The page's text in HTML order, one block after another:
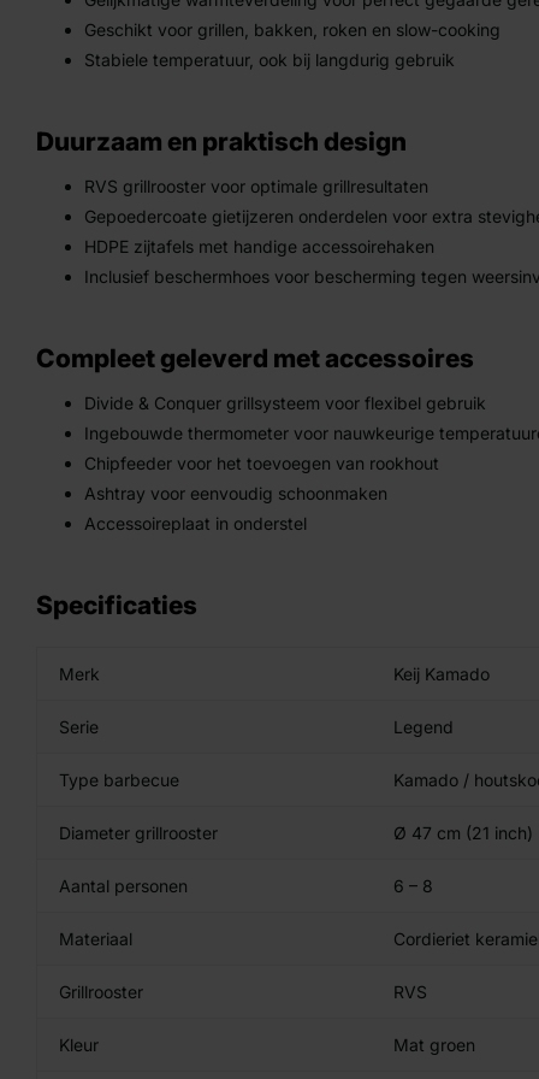
Geschikt voor grillen, bakken, roken en slow-cooking
Stabiele temperatuur, ook bij langdurig gebruik
Duurzaam en praktisch design
RVS grillrooster voor optimale grillresultaten
Gepoedercoate gietijzeren onderdelen voor extra
HDPE zijtafels met handige accessoirehaken
Inclusief beschermhoes voor bescherming tegen
Compleet geleverd met accessoires
Divide & Conquer grillsysteem voor flexibel gebruik
Ingebouwde thermometer voor nauwkeurige
Chipfeeder voor het toevoegen van rookhout
Ashtray voor eenvoudig schoonmaken
Accessoireplaat in onderstel
Specificaties
Merk Keij Kamado
Serie Legend
Type barbecue Kamado /
Diameter grillrooster Ø 47 cm (21 inch)
Aantal personen 6 – 8
Materiaal Cordieriet
Grillrooster RVS
Kleur Mat groen